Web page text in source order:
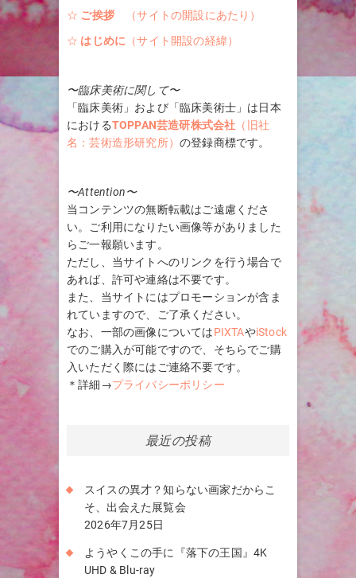
☆ ご挨拶
（サイトの開設にあたり）
☆ はじめに （サイト開設の経緯）
〜臨床美術に関して〜
「臨床美術」および「臨床美術士」は日本
におけるTOPPAN芸造研株式会社 （旧社
名：芸術造形研究所） の登録商標です。
〜Attention〜
当コンテンツの無断転載はご遠慮くださ
い。ご利用になりたい画像等がありました
らご一報願います。
ただし、当サイトへのリンクを行う場合で
あれば、許可や連絡は不要です。
また、当サイトにはプロモーションが含ま
れていますので、ご了承ください。
なお、一部の画像についてはPIXTAやiStock
でのご購入が可能ですので、そちらでご購
入いただく際にはご連絡不要です。
＊詳細→プライバシーポリシー
最近の投稿
スイスの異才？知らない画家だからこ
そ、出会えた展覧会
2026年7月25日
ようやくこの手に『落下の王国』4K
UHD & Blu-ray